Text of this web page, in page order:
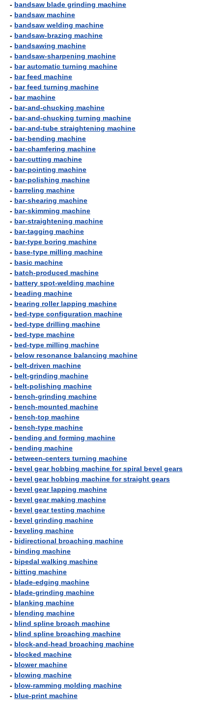
- bandsaw blade grinding machine
- bandsaw machine
- bandsaw welding machine
- bandsaw-brazing machine
- bandsawing machine
- bandsaw-sharpening machine
- bar automatic turning machine
- bar feed machine
- bar feed turning machine
- bar machine
- bar-and-chucking machine
- bar-and-chucking turning machine
- bar-and-tube straightening machine
- bar-bending machine
- bar-chamfering machine
- bar-cutting machine
- bar-pointing machine
- bar-polishing machine
- barreling machine
- bar-shearing machine
- bar-skimming machine
- bar-straightening machine
- bar-tagging machine
- bar-type boring machine
- base-type milling machine
- basic machine
- batch-produced machine
- battery spot-welding machine
- beading machine
- bearing roller lapping machine
- bed-type configuration machine
- bed-type drilling machine
- bed-type machine
- bed-type milling machine
- below resonance balancing machine
- belt-driven machine
- belt-grinding machine
- belt-polishing machine
- bench-grinding machine
- bench-mounted machine
- bench-top machine
- bench-type machine
- bending and forming machine
- bending machine
- between-centers turning machine
- bevel gear hobbing machine for spiral bevel gears
- bevel gear hobbing machine for straight gears
- bevel gear lapping machine
- bevel gear making machine
- bevel gear testing machine
- bevel grinding machine
- beveling machine
- bidirectional broaching machine
- binding machine
- bipedal walking machine
- bitting machine
- blade-edging machine
- blade-grinding machine
- blanking machine
- blending machine
- blind spline broach machine
- blind spline broaching machine
- block-and-head broaching machine
- blocked machine
- blower machine
- blowing machine
- blow-ramming molding machine
- blue-print machine